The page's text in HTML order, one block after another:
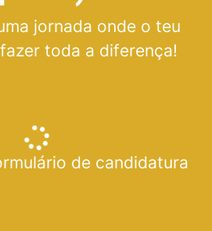
jornada onde o teu
toda a diferença!
de candidatura